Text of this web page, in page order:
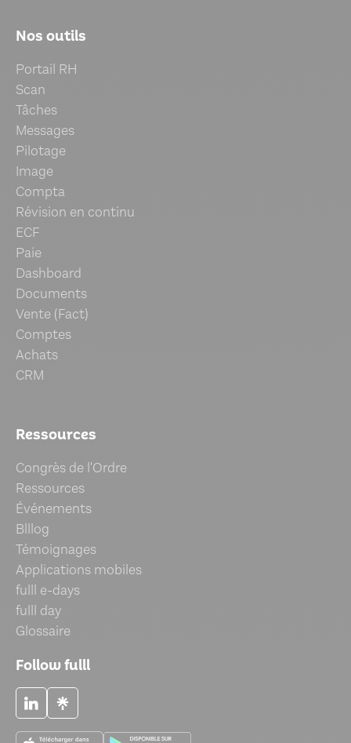
Nos outils
Portail RH
Scan
Tâches
Messages
Pilotage
Image
Compta
Révision en continu
ECF
Paie
Dashboard
Documents
Vente (Fact)
Comptes
Achats
CRM
Ressources
Congrès de l'Ordre
Ressources
Événements
Blllog
Témoignages
Applications mobiles
fulll e-days
fulll day
Glossaire
Follow fulll